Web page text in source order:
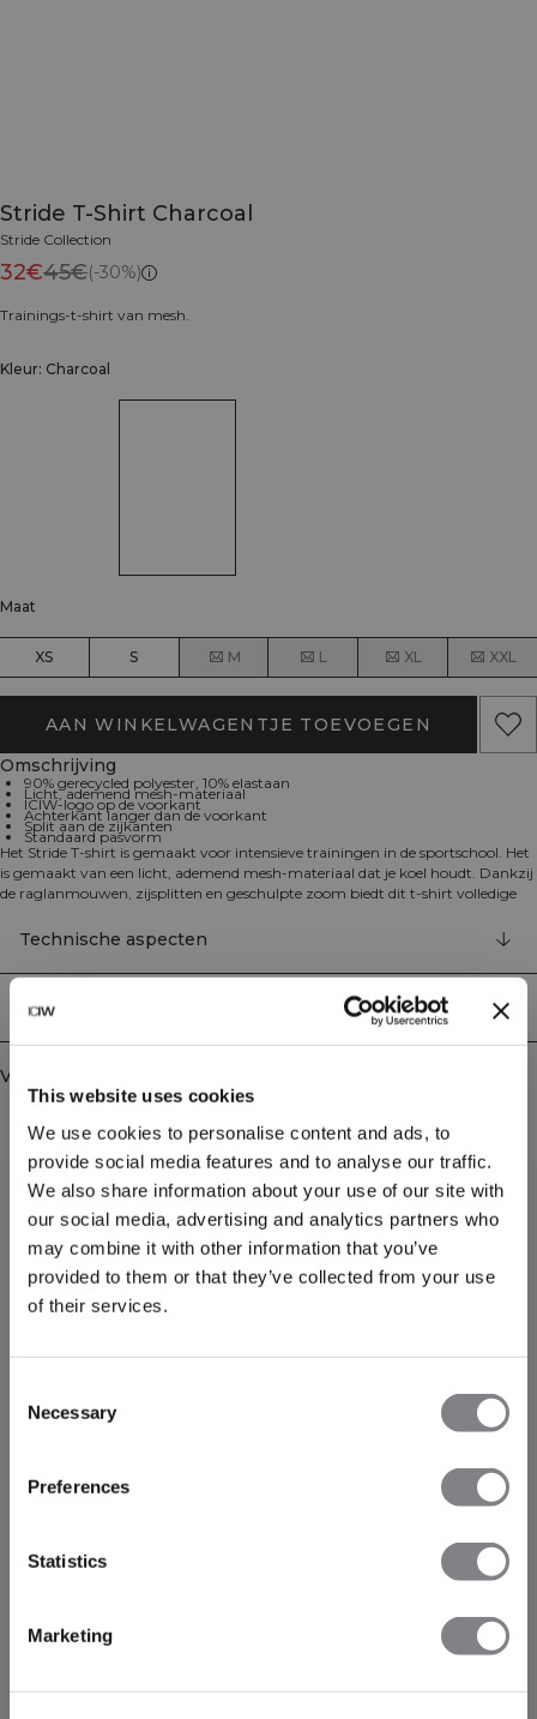
This website uses cookies
We use cookies to personalise content and ads, to
provide social media features and to analyse our traffic.
We also share information about your use of our site with
our social media, advertising and analytics partners who
may combine it with other information that you’ve
provided to them or that they’ve collected from your use
of their services.
Selection
Necessary
Preferences
Statistics
Marketing
Stride T-Shirt Charcoal
Stride Collection
32€45€(-30%)
Trainings-t-shirt van mesh.
Kleur: Charcoal
Maat
XS S M L XL XXL
AAN WINKELWAGENTJE TOEVOEGEN
Omschrijving
90% gerecycled polyester, 10% elastaan
Licht, ademend mesh-materiaal
ICIW-logo op de voorkant
Achterkant langer dan de voorkant
Split aan de zijkanten
Standaard pasvorm
Het Stride T-shirt is gemaakt voor intensieve trainingen in de sportschool. Het
is gemaakt van een licht, ademend mesh-materiaal dat je koel houdt. Dankzij
de raglanmouwen, zijsplitten en geschulpte zoom biedt dit t-shirt volledige
voorkant, de achterkant is langer dan de voorkant, het heeft splitten aan de
zijkanten en heeft een standaard pasvorm. 90% gerecycled polyester, 10%
elastaan.
Technische aspecten
Bezorging en retouren
Vergelijkbare producten